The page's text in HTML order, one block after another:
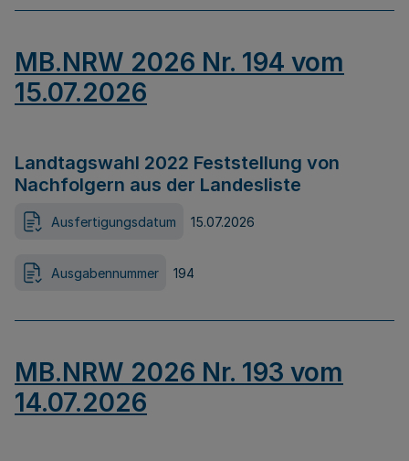
MB.NRW 2026 Nr. 194 vom
15.07.2026
Landtagswahl 2022 Feststellung von
Nachfolgern aus der Landesliste
Ausfertigungsdatum 15.07.2026
Ausgabennummer 194
MB.NRW 2026 Nr. 193 vom
14.07.2026